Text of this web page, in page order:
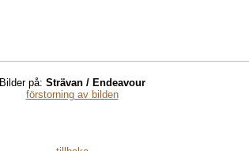
Bilder på: Strävan / Endeavour
förstorning av bilden